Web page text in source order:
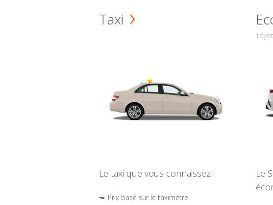
Taxi
Le taxi que vous connaissez
Prix basé sur le taximètre
Le